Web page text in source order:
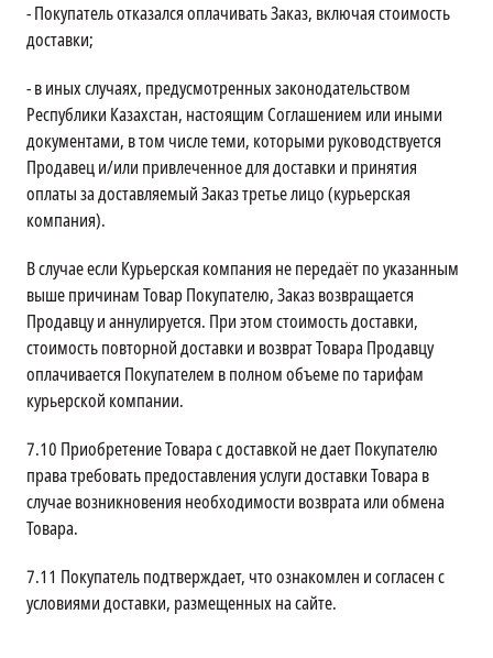
- Покупатель отказался оплачивать Заказ, включая стоимость
доставки;
- в иных случаях, предусмотренных законодательством
Республики Казахстан, настоящим Соглашением или иными
документами, в том числе теми, которыми руководствуется
Продавец и/или привлеченное для доставки и принятия
оплаты за доставляемый Заказ третье лицо (курьерская
компания).
В случае если Курьерская компания не передаёт по указанным
выше причинам Товар Покупателю, Заказ возвращается
Продавцу и аннулируется. При этом стоимость доставки,
стоимость повторной доставки и возврат Товара Продавцу
оплачивается Покупателем в полном объеме по тарифам
курьерской компании.
7.10 Приобретение Товара с доставкой не дает Покупателю
права требовать предоставления услуги доставки Товара в
случае возникновения необходимости возврата или обмена
Товара.
7.11 Покупатель подтверждает, что ознакомлен и согласен с
условиями доставки, размещенных на сайте.